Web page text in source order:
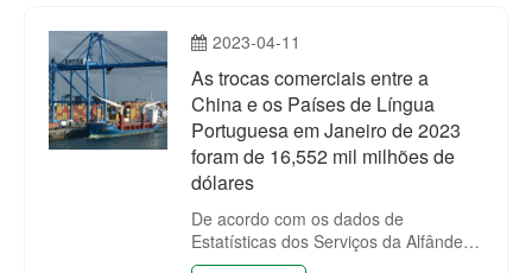
homólogo de 2.17%.
2023-04-11
As trocas comerciais entre a
China e os Países de Língua
Portuguesa em Janeiro de 2023
foram de 16,552 mil milhões de
dólares
De acordo com os dados de
Estatísticas dos Serviços da Alfândega
da China (encontra-se na tabela